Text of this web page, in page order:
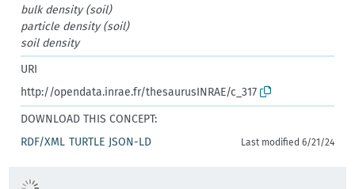
bulk density (soil)
particle density (soil)
soil density
URI
http://opendata.inrae.fr/thesaurusINRAE/c_317
DOWNLOAD THIS CONCEPT:
RDF/XML TURTLE JSON-LD Last modified 6/21/24